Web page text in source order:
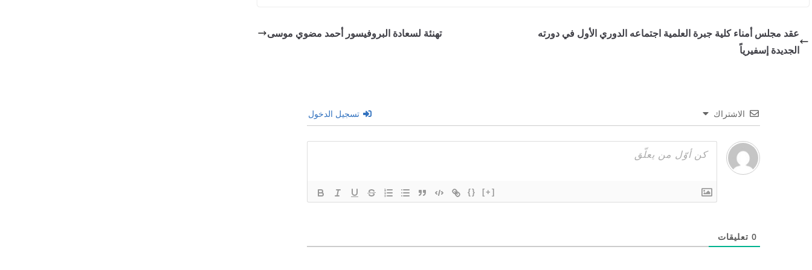
عقد مجلس أمناء كلية جبرة العلمية اجتماعه الدوري الأول في دورته
الجديدة إسفيرياً
تهنئة لسعادة البروفيسور أحمد مضوي موسى
الاشتراك تسجيل الدخول
{} [+]
0 تعليقات